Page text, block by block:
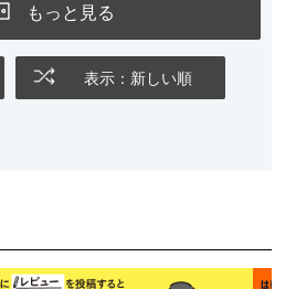
もっと見る
表示：新しい順